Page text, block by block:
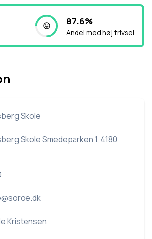
87.6%
Andel med høj trivsel
Skole
Skole Smedeparken 1, 4180
Kristensen